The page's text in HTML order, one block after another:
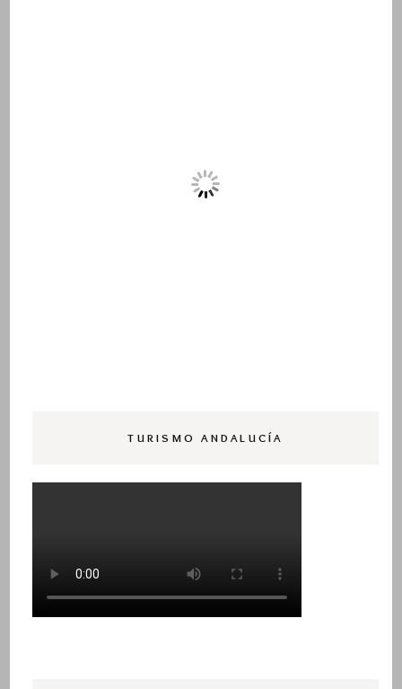
TURISMO ANDALUCÍA